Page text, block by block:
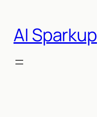
AI Sparkup